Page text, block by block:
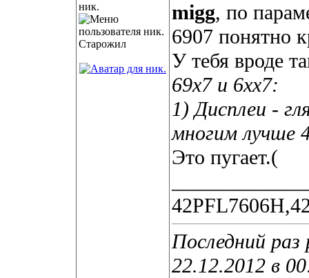
ник.
Старожил
migg, по
6907 понятно
У тебя вроде
69х7 и 6хх7:
1) Дисплеи -
многим лучше
Это пугает.(
Последний раз
22.12.2012 в